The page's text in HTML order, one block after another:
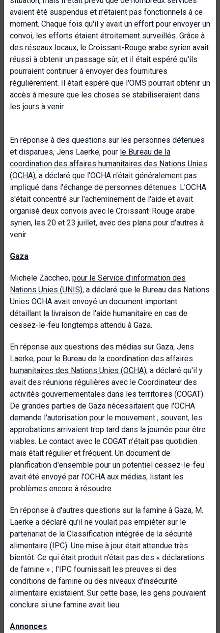
avaient été suspendus et n'étaient pas fonctionnels à ce
moment. Chaque fois qu'il y avait un effort pour envoyer un
convoi, les efforts étaient étroitement surveillés. Grâce à
des réseaux locaux, le Croissant-Rouge arabe syrien avait
réussi à obtenir un passage sûr, et il était espéré qu'ils
pourraient continuer à envoyer des fournitures
régulièrement. Il était espéré que l'OMS pourrait obtenir un
accès à mesure que les choses se stabiliseraient dans
les jours à venir.
En réponse à des questions sur les personnes détenues
et disparues, Jens Laerke, pour le Bureau de la
coordination des affaires humanitaires des Nations Unies
(OCHA), a déclaré que l'OCHA n'était généralement pas
impliqué dans l'échange de personnes détenues. L'OCHA
s'était concentré sur l'acheminement de l'aide et avait
organisé deux convois avec le Croissant-Rouge arabe
syrien, les 20 et 23 juillet, avec des plans pour d'autres à
venir.
Gaza
Michele Zaccheo, pour le Service d'information des
Nations Unies (UNIS), a déclaré que le Bureau des Nations
Unies OCHA avait envoyé un document important
détaillant la livraison de l'aide humanitaire en cas de
cessez-le-feu longtemps attendu à Gaza.
En réponse aux questions des médias sur Gaza, Jens
Laerke, pour le Bureau de la coordination des affaires
humanitaires des Nations Unies (OCHA), a déclaré qu'il y
avait des réunions régulières avec le Coordinateur des
activités gouvernementales dans les territoires (COGAT).
De grandes parties de Gaza nécessitaient que l'OCHA
demande l'autorisation pour le mouvement ; souvent, les
approbations arrivaient trop tard dans la journée pour être
viables. Le contact avec le COGAT n'était pas quotidien
mais était régulier et fréquent. Un document de
planification d'ensemble pour un potentiel cessez-le-feu
avait été envoyé par l'OCHA aux médias, listant les
problèmes encore à résoudre.
En réponse à d'autres questions sur la famine à Gaza, M.
Laerke a déclaré qu'il ne voulait pas empiéter sur le
partenariat de la Classification intégrée de la sécurité
alimentaire (IPC). Une mise à jour était attendue très
bientôt. Ce qui était produit n'était pas des « déclarations
de famine » ; l'IPC fournissait les preuves si des
conditions de famine ou des niveaux d'insécurité
alimentaire existaient. Sur cette base, les gens pouvaient
conclure si une famine avait lieu.
Annonces